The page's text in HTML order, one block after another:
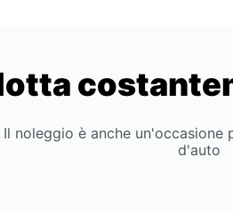
Il noleggio è anche un'occasione
d'auto